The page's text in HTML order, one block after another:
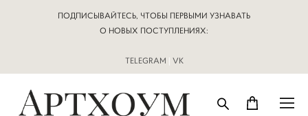
ПОДПИСЫВАЙТЕСЬ, ЧТОБЫ ПЕРВЫМИ УЗНАВАТЬ
О НОВЫХ ПОСТУПЛЕНИЯХ:
TELEGRAM | VK